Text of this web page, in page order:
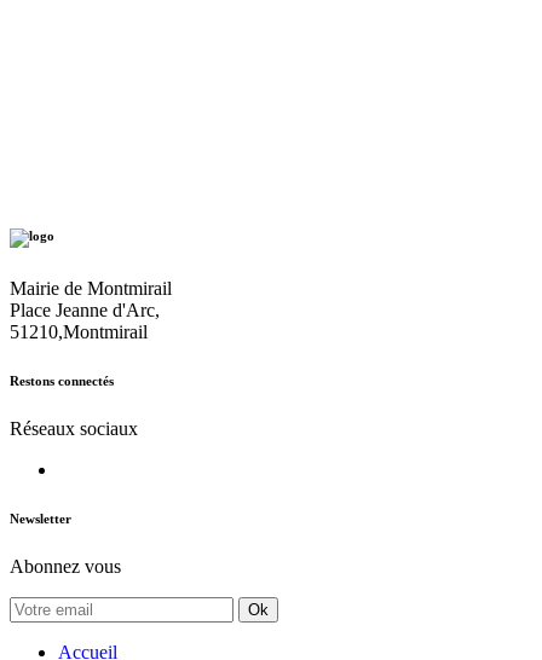
Mairie de Montmirail
Place Jeanne d'Arc,
51210,Montmirail
Restons connectés
Réseaux sociaux
Newsletter
Abonnez vous
Ok
Accueil